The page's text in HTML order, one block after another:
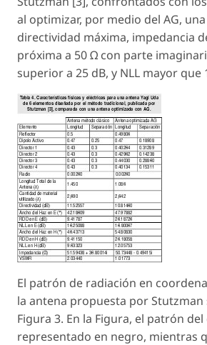
al optimizar, por medio del AG,
directividad máxima, impedancia
próxima a 50 Ω con parte
superior a 25 dB, y NLL mayor que
El patrón de radiación en
la antena propuesta por Stutzman
Figura 3. En la Figura, el patrón del
representado en negro, mientras